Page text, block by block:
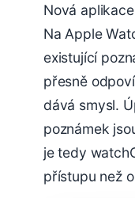
Nová
Na Apple
existující
přesně
dává smysl.
poznámek
je tedy
přístupu než